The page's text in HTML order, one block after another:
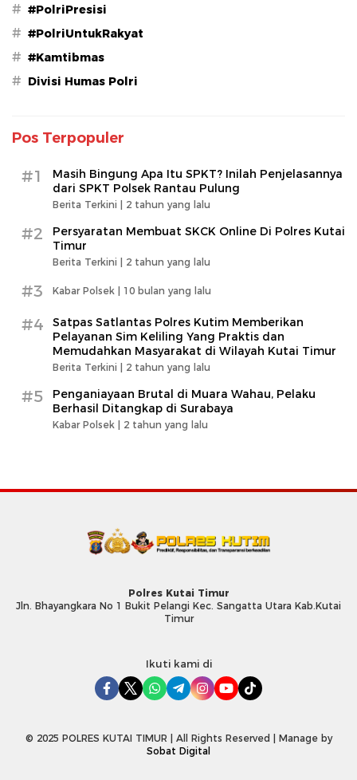
# #PolriPresisi
# #PolriUntukRakyat
# #Kamtibmas
# Divisi Humas Polri
Pos Terpopuler
#1
Masih Bingung Apa Itu SPKT? Inilah Penjelasannya
dari SPKT Polsek Rantau Pulung
Berita Terkini | 2 tahun yang lalu
#2
Persyaratan Membuat SKCK Online Di Polres Kutai
Timur
Berita Terkini | 2 tahun yang lalu
#3 Kabar Polsek | 10 bulan yang lalu
#4
Satpas Satlantas Polres Kutim Memberikan
Pelayanan Sim Keliling Yang Praktis dan
Memudahkan Masyarakat di Wilayah Kutai Timur
Berita Terkini | 2 tahun yang lalu
#5
Penganiayaan Brutal di Muara Wahau, Pelaku
Berhasil Ditangkap di Surabaya
Kabar Polsek | 2 tahun yang lalu
Polres Kutai Timur
Jln. Bhayangkara No 1 Bukit Pelangi Kec. Sangatta Utara Kab.Kutai
Timur
Ikuti kami di
© 2025 POLRES KUTAI TIMUR | All Rights Reserved | Manage by
Sobat Digital